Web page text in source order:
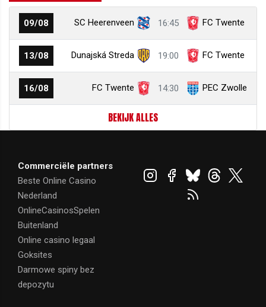
09/08 SC Heerenveen 16:45 FC Twente
13/08 Dunajská Streda 19:00 FC Twente
16/08 FC Twente 14:30 PEC Zwolle
BEKIJK ALLES
Commerciële partners
Beste Online Casino
Nederland
OnlineCasinosSpelen
Buitenland
Online casino legaal
Goksites
Darmowe spiny bez
depozytu